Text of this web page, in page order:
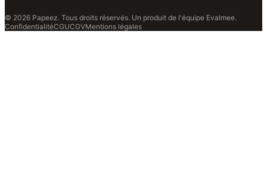
© 2026 Papeez. Tous droits réservés. Un produit de l'équipe Evalmee.
ConfidentialitéCGUCGVMentions légales